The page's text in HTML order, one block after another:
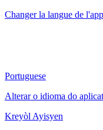
Changer la langue de
Portuguese
Alterar o idioma do
Kreyòl Ayisyen